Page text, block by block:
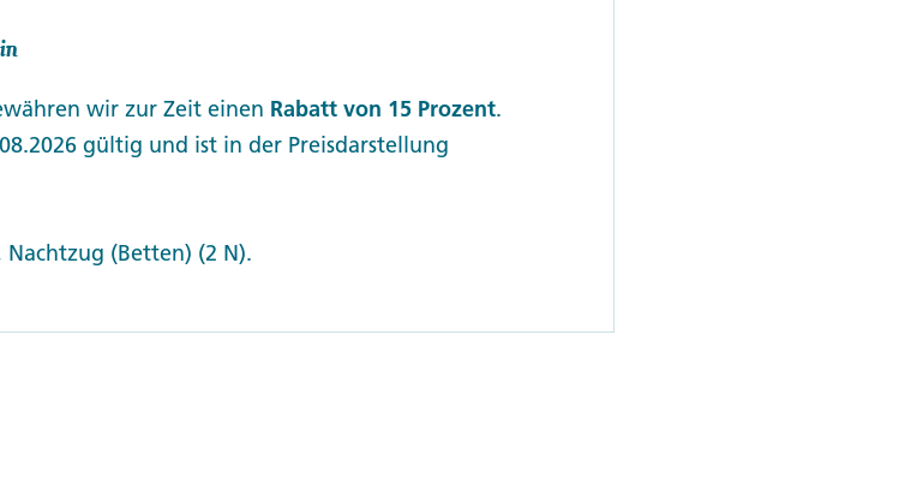
wir zur Zeit einen Rabatt von 15 Prozent.
gültig und ist in der Preisdarstellung
(Betten) (2 N).